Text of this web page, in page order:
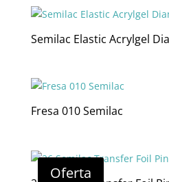
Semilac Elastic Acrylgel
Fresa 010 Semilac
Oferta